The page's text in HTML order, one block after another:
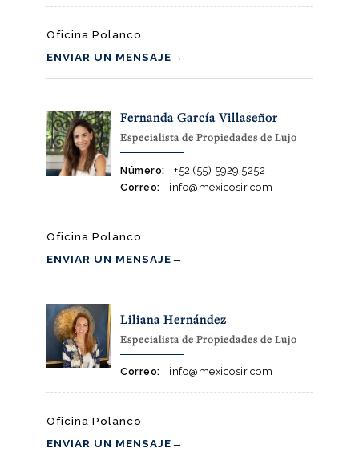
Oficina Polanco
ENVIAR UN MENSAJE→
Fernanda García Villaseñor
Especialista de Propiedades de Lujo
Número:
+52 (55) 5929 5252
Correo:
info@mexicosir.com
Oficina Polanco
ENVIAR UN MENSAJE→
Liliana Hernández
Especialista de Propiedades de Lujo
Correo: info@mexicosir.com
Oficina Polanco
ENVIAR UN MENSAJE→